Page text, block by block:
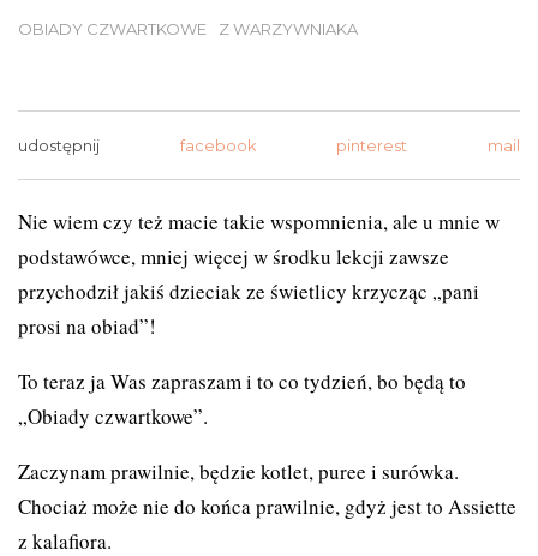
OBIADY CZWARTKOWE Z WARZYWNIAKA
udostępnij facebook pinterest mail
Nie wiem czy też macie takie wspomnienia, ale u mnie w
podstawówce, mniej więcej w środku lekcji zawsze
przychodził jakiś dzieciak ze świetlicy krzycząc „pani
prosi na obiad”!
To teraz ja Was zapraszam i to co tydzień, bo będą to
„Obiady czwartkowe”.
Zaczynam prawilnie, będzie kotlet, puree i surówka.
Chociaż może nie do końca prawilnie, gdyż jest to Assiette
z kalafiora.